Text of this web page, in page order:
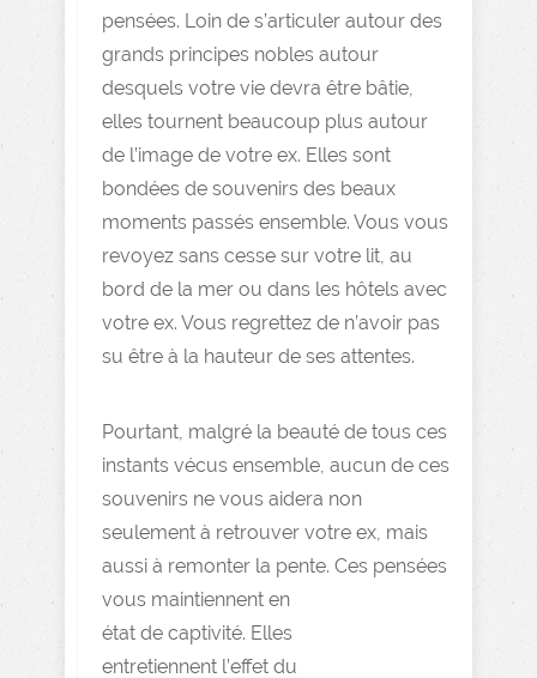
pensées. Loin de s’articuler autour des
grands principes nobles autour
desquels votre vie devra être bâtie,
elles tournent beaucoup plus autour
de l’image de votre ex. Elles sont
bondées de souvenirs des beaux
moments passés ensemble. Vous vous
revoyez sans cesse sur votre lit, au
bord de la mer ou dans les hôtels avec
votre ex. Vous regrettez de n’avoir pas
su être à la hauteur de ses attentes.
Pourtant, malgré la beauté de tous ces
instants vécus ensemble, aucun de ces
souvenirs ne vous aidera non
seulement à retrouver votre ex, mais
aussi à remonter la pente. Ces pensées
vous maintiennent en
état de captivité. Elles
entretiennent l’effet du